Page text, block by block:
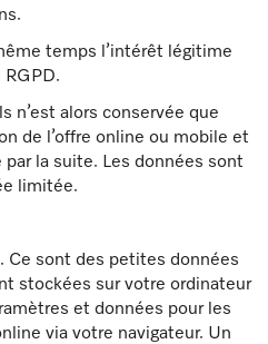
temps l’intérêt légitime
RGPD.
n’est alors conservée que
de l’offre online ou mobile et
la suite. Les données sont
limitée.
Ce sont des petites données
stockées sur votre ordinateur
et données pour les
via votre navigateur. Un